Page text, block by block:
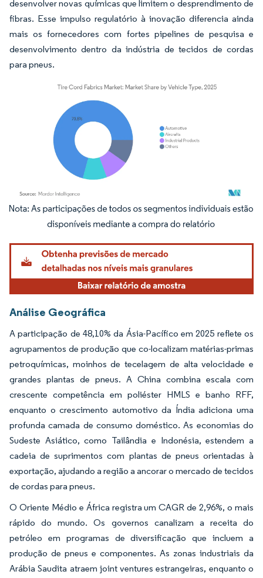
desenvolver novas químicas que limitem o desprendimento de
fibras. Esse impulso regulatório à inovação diferencia ainda
mais os fornecedores com fortes pipelines de pesquisa e
desenvolvimento dentro da indústria de tecidos de cordas
para pneus.
Imagem © Mordor Intelligence. O reuso requer atribuição conforme CC BY 4.0.
Análise Geográfica
A participação de 48,10% da Ásia-Pacífico em 2025 reflete os
agrupamentos de produção que co-localizam matérias-primas
petroquímicas, moinhos de tecelagem de alta velocidade e
grandes plantas de pneus. A China combina escala com
crescente competência em poliéster HMLS e banho RFF,
enquanto o crescimento automotivo da Índia adiciona uma
profunda camada de consumo doméstico. As economias do
Sudeste Asiático, como Tailândia e Indonésia, estendem a
cadeia de suprimentos com plantas de pneus orientadas à
exportação, ajudando a região a ancorar o mercado de tecidos
de cordas para pneus.
O Oriente Médio e África registra um CAGR de 2,96%, o mais
rápido do mundo. Os governos canalizam a receita do
petróleo em programas de diversificação que incluem a
produção de pneus e componentes. As zonas industriais da
Arábia Saudita atraem joint ventures estrangeiras, enquanto o